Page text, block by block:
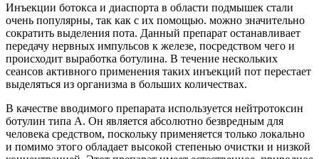
Инъекции ботокса и диаспорта в области подмышек стали
очень популярны, так как с их помощью. можно значительно
сократить выделения пота. Данный препарат останавливает
передачу нервных импульсов к железе, посредством чего и
происходит выработка ботулина. В течение нескольких
сеансов активного применения таких инъекций пот перестает
выделяться из организма в больших количествах.
В качестве вводимого препарата используется нейтротоксин
ботулин типа А. Он является абсолютно безвредным для
человека средством, поскольку применяется только локально
и помимо этого обладает высокой степенью очистки и низкой